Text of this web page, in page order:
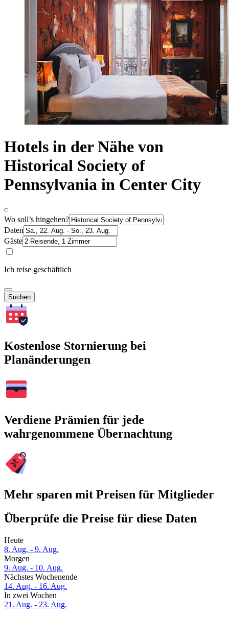
Hotels in der Nähe von
Historical Society of
Pennsylvania in Center City
Wo soll’s hingehen?
Daten
Gäste
Ich reise geschäftlich
Suchen
Kostenlose Stornierung bei
Planänderungen
Verdiene Prämien für jede
wahrgenommene Übernachtung
Mehr sparen mit Preisen für Mitglieder
Überprüfe die Preise für diese Daten
Heute
8. Aug. - 9. Aug.
Morgen
9. Aug. - 10. Aug.
Nächstes Wochenende
14. Aug. - 16. Aug.
In zwei Wochen
21. Aug. - 23. Aug.